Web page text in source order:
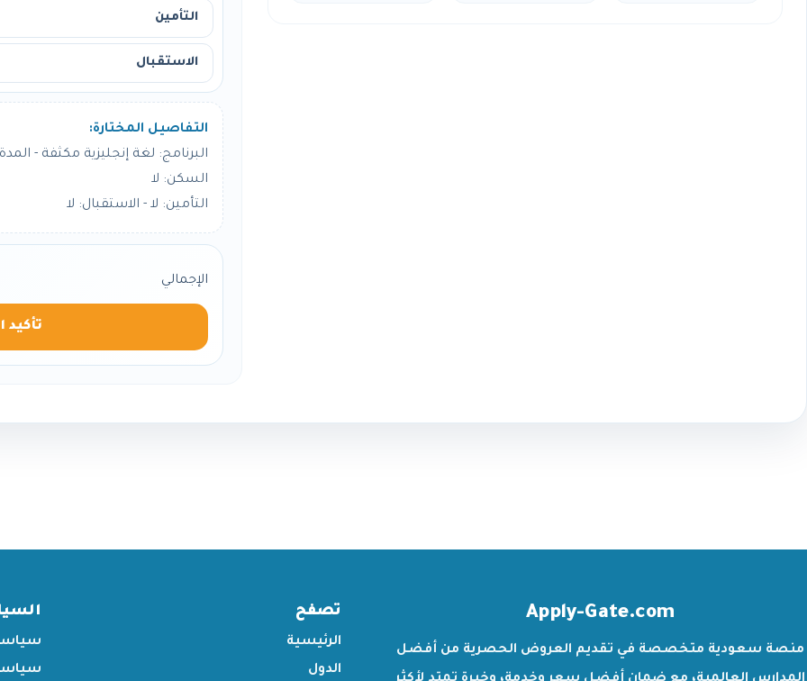
التأمين
الاستقبال
التفاصيل المختارة:
البرنامج: لغة إنجليزية مكثفة - المدة: 12
السكن: لا
التأمين: لا - الاستقبال: لا
الإجمالي
تأكيد
Apply-Gate.com
منصة سعودية متخصصة في تقديم العروض الحصرية من أفضل
تصفح
الرئيسية
الدول